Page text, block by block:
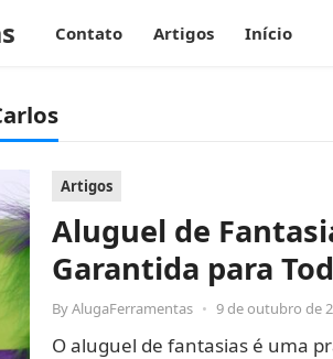
Contato Artigos Início
Artigos
Aluguel de
Garantida para
ByAlugaFerramentas • 9 de outubro de
O aluguel de fantasias é uma